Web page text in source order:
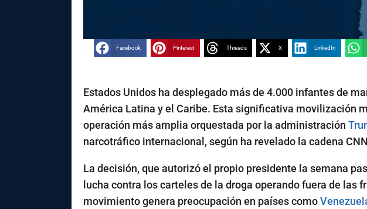
Facebook Pinterest Threads X LinkedIn
Estados Unidos ha desplegado más de 4.000 infantes de
América Latina y el Caribe. Esta significativa movilización
operación más amplia orquestada por la administración
narcotráfico internacional, según ha revelado la cadena
La decisión, que autorizó el propio presidente la semana
lucha contra los carteles de la droga operando fuera de las
movimiento genera preocupación en países como